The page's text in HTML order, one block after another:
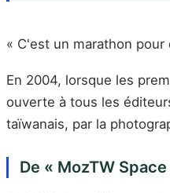
« C'est un marathon
En 2004, lorsque les
ouverte à tous les
taïwanais, par la
De « MozTW